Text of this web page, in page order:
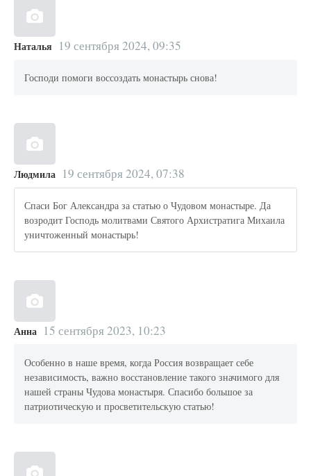
Наталья 19 сентября 2024, 09:35
Господи помоги воссоздать монастырь снова!
Людмила 19 сентября 2024, 07:38
Спаси Бог Александра за статью о Чудовом монастыре. Да
возродит Господь молитвами Святого Архистратига Михаила
уничтоженный монастырь!
Анна 15 сентября 2023, 10:23
Особенно в наше время, когда Россия возвращает себе
независимость, важно восстановление такого значимого для
нашей страны Чудова монастыря. Спасибо большое за
патриотическую и просветительскую статью!